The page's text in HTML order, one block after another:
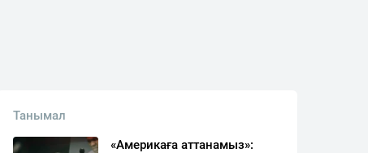
Танымал
«Америкаға аттанамыз»: